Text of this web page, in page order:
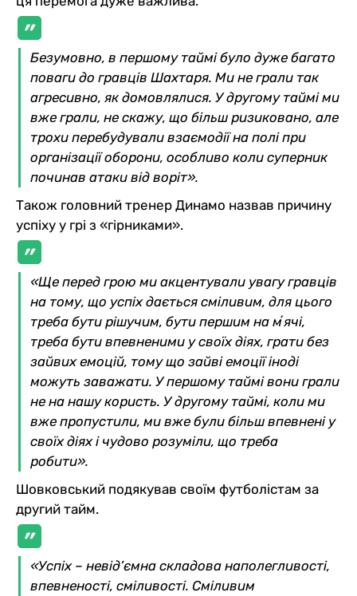
Безумовно, в першому таймі було дуже багато
поваги до гравців Шахтаря. Ми не грали так
агресивно, як домовлялися. У другому таймі ми
вже грали, не скажу, що більш ризиковано, але
трохи перебудували взаємодії на полі при
організації оборони, особливо коли суперник
починав атаки від воріт».
Також головний тренер Динамо назвав причину
успіху у грі з «гірниками».
«Ще перед грою ми акцентували увагу гравців
на тому, що успіх дається сміливим, для цього
треба бути рішучим, бути першим на мʼячі,
треба бути впевненими у своїх діях, грати без
зайвих емоцій, тому що зайві емоції іноді
можуть заважати. У першому таймі вони грали
не на нашу користь. У другому таймі, коли ми
вже пропустили, ми вже були більш впевнені у
своїх діях і чудово розуміли, що треба
робити».
Шовковський подякував своїм футболістам за
другий тайм.
«Успіх – невід’ємна складова наполегливості,
впевненості, сміливості. Сміливим